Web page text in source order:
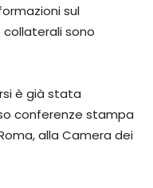
sul
sono
è già stata
conferenze stampa
alla Camera dei